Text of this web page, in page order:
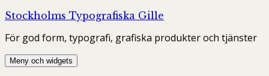
Hoppa
innehåll
Stockholms Typografiska Gille
För god form, typografi, grafiska produkter och tjänster
Meny och widgets